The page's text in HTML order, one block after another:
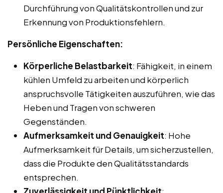
Durchführung von Qualitätskontrollen und zur
Erkennung von Produktionsfehlern.
Persönliche Eigenschaften:
Körperliche Belastbarkeit: Fähigkeit, in einem
kühlen Umfeld zu arbeiten und körperlich
anspruchsvolle Tätigkeiten auszuführen, wie das
Heben und Tragen von schweren
Gegenständen.
Aufmerksamkeit und Genauigkeit: Hohe
Aufmerksamkeit für Details, um sicherzustellen,
dass die Produkte den Qualitätsstandards
entsprechen.